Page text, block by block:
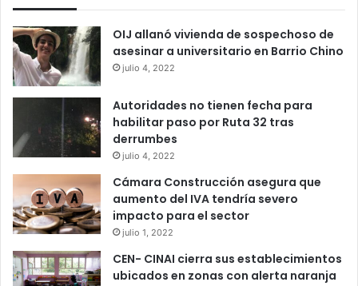
OIJ allanó vivienda de sospechoso de
asesinar a universitario en Barrio Chino
julio 4, 2022
Autoridades no tienen fecha para
habilitar paso por Ruta 32 tras
derrumbes
julio 4, 2022
Cámara Construcción asegura que
aumento del IVA tendría severo
impacto para el sector
julio 1, 2022
CEN- CINAI cierra sus establecimientos
ubicados en zonas con alerta naranja